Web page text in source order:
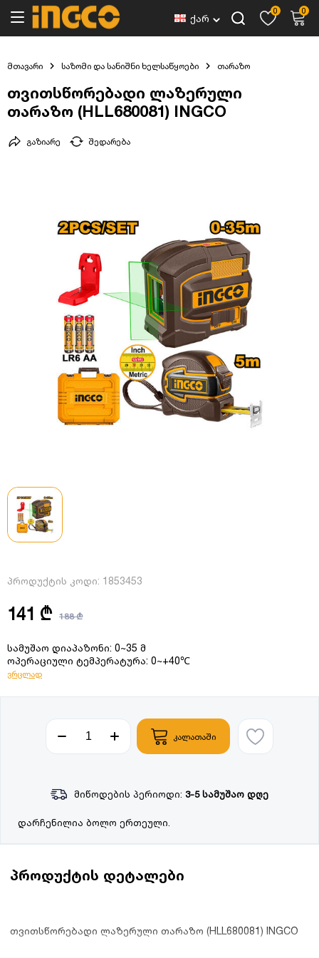
ქარ
0 0
მთავარი საზომი და სანიშნი ხელსაწყოები თარაზო
თვითსწორებადი ლაზერული
თარაზო (HLL680081) INGCO
შედარება
გაზიარე
პროდუქტის კოდი: 1853453
141 ₾ 188 ₾
სამუშაო დიაპაზონი: 0~35 მ
ოპერაციული ტემპერატურა: 0~+40℃
ვრცლად
კალათაში
მიწოდების პერიოდი: 3-5 სამუშაო დღე
დარჩენილია ბოლო ერთეული.
პროდუქტის დეტალები
თვითსწორებადი ლაზერული თარაზო (HLL680081) INGCO